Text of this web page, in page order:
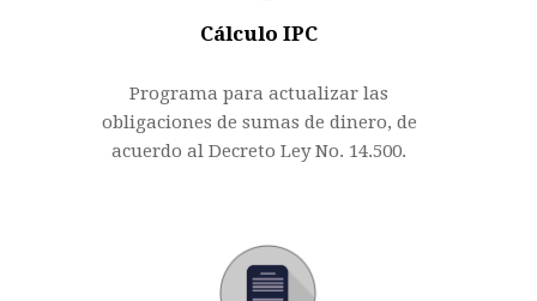
Cálculo IPC
Programa para actualizar las
obligaciones de sumas de dinero, de
acuerdo al Decreto Ley No. 14.500.